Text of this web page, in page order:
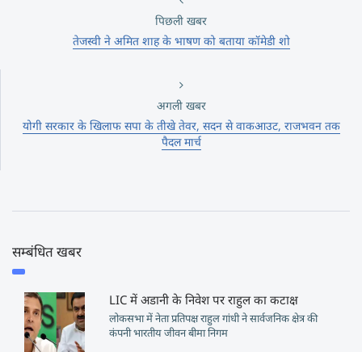
पिछली खबर
तेजस्वी ने अमित शाह के भाषण को बताया कॉमेडी शो
अगली खबर
योगी सरकार के खिलाफ सपा के तीखे तेवर, सदन से वाकआउट, राजभवन तक
पैदल मार्च
सम्बंधित खबर
LIC में अडानी के निवेश पर राहुल का कटाक्ष
लोकसभा में नेता प्रतिपक्ष राहुल गांधी ने सार्वजनिक क्षेत्र की
कंपनी भारतीय जीवन बीमा निगम